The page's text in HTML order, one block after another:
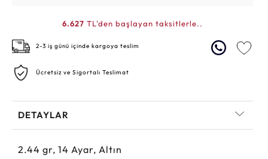
6.627 TL'den başlayan taksitlerle..
2-3 iş günü içinde kargoya teslim
Ücretsiz ve Sigortalı Teslimat
DETAYLAR
2.44 gr, 14 Ayar, Altın